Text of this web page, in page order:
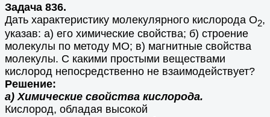
Задача 836.
Дать характеристику молекулярного кислорода О2,
указав: а) его химические свойства; б) строение
молекулы по методу МО; в) магнитные свойства
молекулы. С какими простыми веществами
кислород непосредственно не взаимодействует?
Решение:
а) Химические свойства кислорода.
Кислород, обладая высокой